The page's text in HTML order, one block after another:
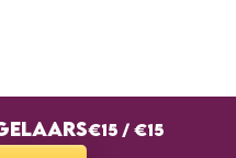
€15/ €15